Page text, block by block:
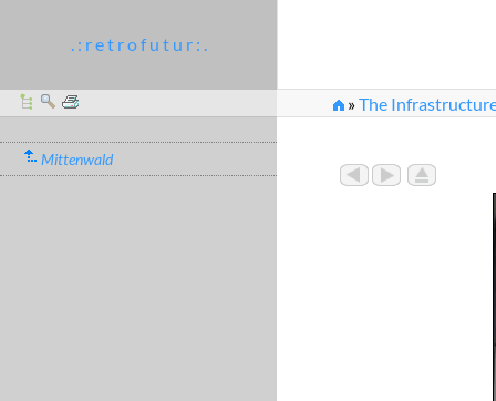
. : r e t r o f u t u r : .
»The
Mittenwald